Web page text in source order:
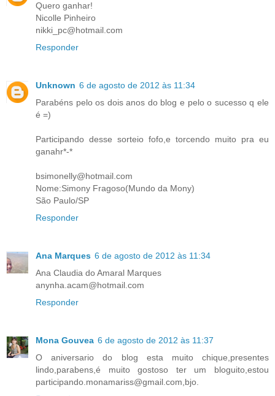
Quero ganhar!
Nicolle Pinheiro
nikki_pc@hotmail.com
Responder
Unknown 6 de agosto de 2012 às 11:34
Parabéns pelo os dois anos do blog e pelo o sucesso q ele
é =)
Participando desse sorteio fofo,e torcendo muito pra eu
ganahr*-*
bsimonelly@hotmail.com
Nome:Simony Fragoso(Mundo da Mony)
São Paulo/SP
Responder
Ana Marques 6 de agosto de 2012 às 11:34
Ana Claudia do Amaral Marques
anynha.acam@hotmail.com
Responder
Mona Gouvea 6 de agosto de 2012 às 11:37
O aniversario do blog esta muito chique,presentes
lindo,parabens,é muito gostoso ter um bloguito,estou
participando.monamariss@gmail.com,bjo.